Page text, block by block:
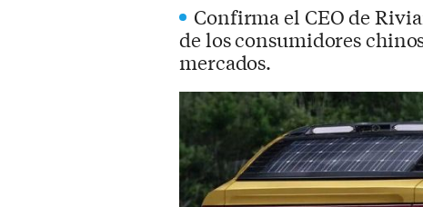
Confirma el CEO de
de los consumidores
mercados.